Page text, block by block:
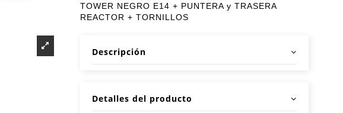
TOWER NEGRO E14 + PUNTERA y TRASERA
REACTOR + TORNILLOS
Descripción
Detalles del producto